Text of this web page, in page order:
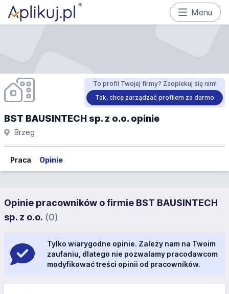
Menu
To profil Twojej firmy? Zaopiekuj się nim!
Tak, chcę zarządzać profilem za darmo
BST BAUSINTECH sp. z o.o. opinie
Brzeg
Praca Opinie
Opinie pracowników o firmie BST BAUSINTECH
sp. z o.o. (0)
Tylko wiarygodne opinie. Zależy nam na Twoim
zaufaniu, dlatego nie pozwalamy pracodawcom
modyfikować treści opinii od pracowników.